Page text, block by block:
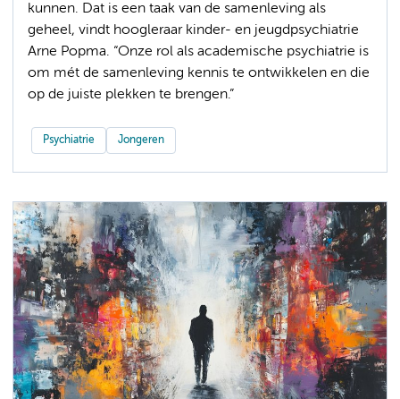
kunnen. Dat is een taak van de samenleving als
geheel, vindt hoogleraar kinder- en jeugdpsychiatrie
Arne Popma. “Onze rol als academische psychiatrie is
om mét de samenleving kennis te ontwikkelen en die
op de juiste plekken te brengen.”
Psychiatrie Jongeren